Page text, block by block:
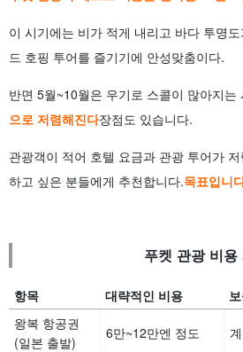
이 시기에는 비가 적게 내리고 바다 투명
드 호핑 투어를 즐기기에 안성맞춤이다.
반면 5월~10월은 우기로 스콜이 많아지는
으로 저렴해진다장점도 있습니다.
관광객이 적어 호텔 요금과 관광 투어가
하고 싶은 분들에게 추천합니다.목표입니
푸켓 관광 비용
항목 대략적인 비용
왕복 항공권
(일본 출발)
6만~12만엔 정도